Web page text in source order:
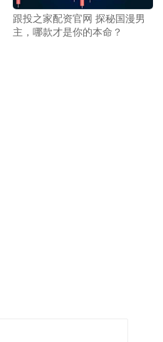
跟投之家配资官网 探秘国漫男
主，哪款才是你的本命？